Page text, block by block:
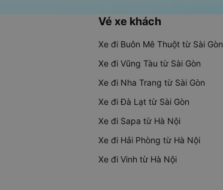
Vé xe khách
Xe đi Buôn Mê Thuột từ Sài Gòn
Xe đi Vũng Tàu từ Sài Gòn
Xe đi Nha Trang từ Sài Gòn
Xe đi Đà Lạt từ Sài Gòn
Xe đi Sapa từ Hà Nội
Xe đi Hải Phòng từ Hà Nội
Xe đi Vinh từ Hà Nội